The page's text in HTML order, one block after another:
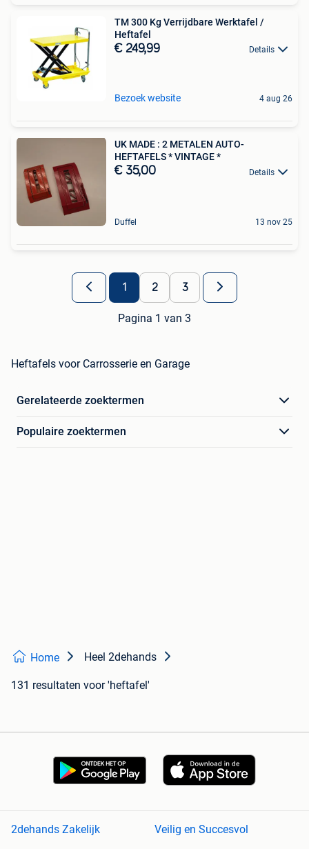
TM 300 Kg Verrijdbare Werktafel /
Heftafel
€ 249,99 Details
Bezoek website 4 aug 26
UK MADE : 2 METALEN AUTO-
HEFTAFELS * VINTAGE *
€ 35,00 Details
Duffel 13 nov 25
1 2 3
Pagina 1 van 3
Heftafels voor Carrosserie en Garage
Gerelateerde zoektermen
Populaire zoektermen
Home Heel 2dehands
131 resultaten voor 'heftafel'
2dehands Zakelijk Veilig en Succesvol